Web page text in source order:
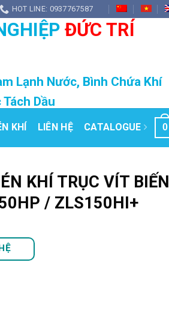
HOT LINE: 0937767587
ĐỨC TRÍ
Lạnh Nước, Bình Chứa Khí
Dầu
KHÍ LIÊN HỆ CATALOGUE 0
KHÍ TRỤC VÍT BIẾN
/ ZLS150HI+